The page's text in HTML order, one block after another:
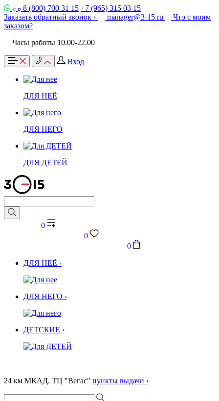
8 (800) 700 31 15 +7 (965) 315 03 15
Заказать обратный звонок ›
manager@3-15.ru
Что с моим
заказом?
Часы работы 10.00-22.00
Вход
ДЛЯ НЕЁ
ДЛЯ НЕГО
ДЛЯ ДЕТЕЙ
0
0
0
ДЛЯ НЕЁ ›
ДЛЯ НЕГО ›
ДЕТСКИЕ ›
24 км МКАД, ТЦ "Вегас" пункты выдачи ›